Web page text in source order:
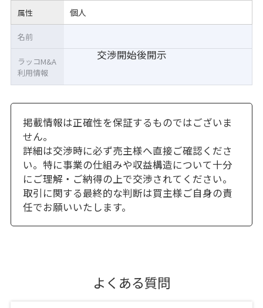
属性 個人
交渉開始後開示
名前
ラッコM&A
利用情報
掲載情報は正確性を保証するものではございま
せん。
詳細は交渉時に必ず売主様へ直接ご確認くださ
い。特に事業の仕組みや収益構造について十分
にご理解・ご納得の上で交渉されてください。
取引に関する最終的な判断は買主様ご自身の責
任でお願いいたします。
よくある質問